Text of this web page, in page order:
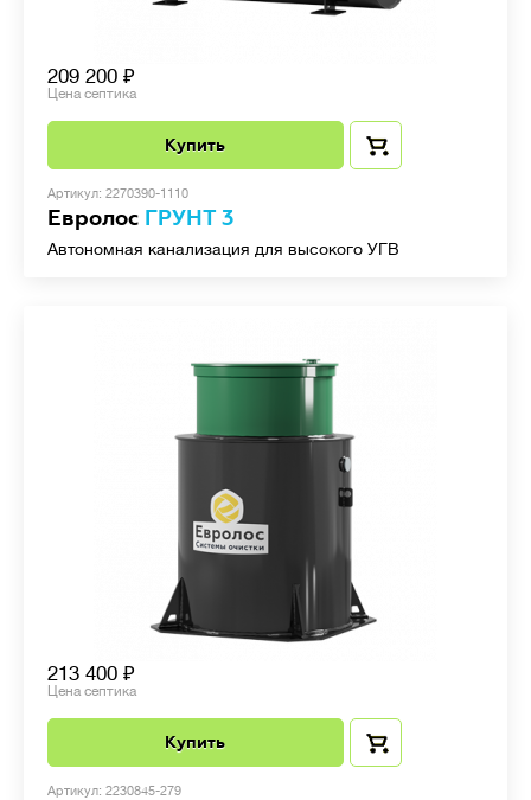
209 200
Цена септика
Купить
Артикул: 2270390-1110
Евролос ГРУНТ 3
Автономная канализация для высокого УГВ
213 400
Цена септика
Купить
Артикул: 2230845-279